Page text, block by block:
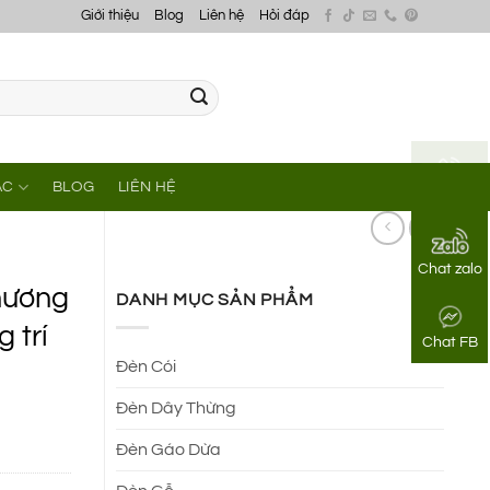
Chat zalo
Chat FB
Giới thiệu Blog Liên hệ Hỏi đáp
BLOG LIÊN HỆ
DANH MỤC SẢN PHẨM
Đèn Cói
Đèn Dây Thừng
Đèn Gáo Dừa
trí